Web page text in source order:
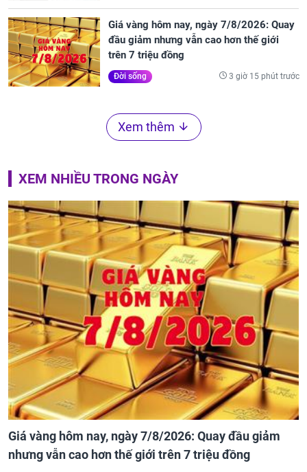
Giá vàng hôm nay, ngày 7/8/2026: Quay
đầu giảm nhưng vẫn cao hơn thế giới
trên 7 triệu đồng
Đời sống 3 giờ 15 phút trước
Xem thêm
XEM NHIỀU TRONG NGÀY
Giá vàng hôm nay, ngày 7/8/2026: Quay đầu giảm
nhưng vẫn cao hơn thế giới trên 7 triệu đồng